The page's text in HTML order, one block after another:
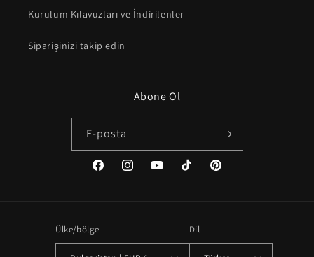
Kurulum Kılavuzları ve İndirilenler
Siparişinizi takip edin
Abone Ol
E-posta
FacebookInstagramYouTubeTikTok Pinterest
Ülke/bölge Dil